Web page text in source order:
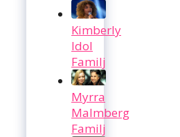
Kimberly
Idol
Familj
Myrra
Malmberg
Familj